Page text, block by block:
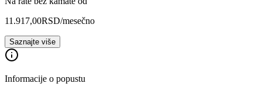
11.917,00RSD/mesečno
Saznajte više
Informacije o popustu